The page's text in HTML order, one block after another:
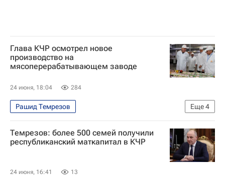
Глава КЧР осмотрел новое
производство на
мясоперерабатывающем заводе
24 июня, 18:04 284
Еще4
Рашид Темрезов
Карачаево-Черкесская Республика
Экономика
СКФО
Темрезов: более 500 семей получили
республиканский маткапитал в КЧР
24 июня, 16:41 13